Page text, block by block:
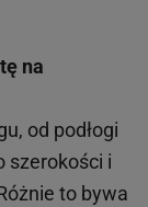
na
od podłogi
szerokości i
to bywa